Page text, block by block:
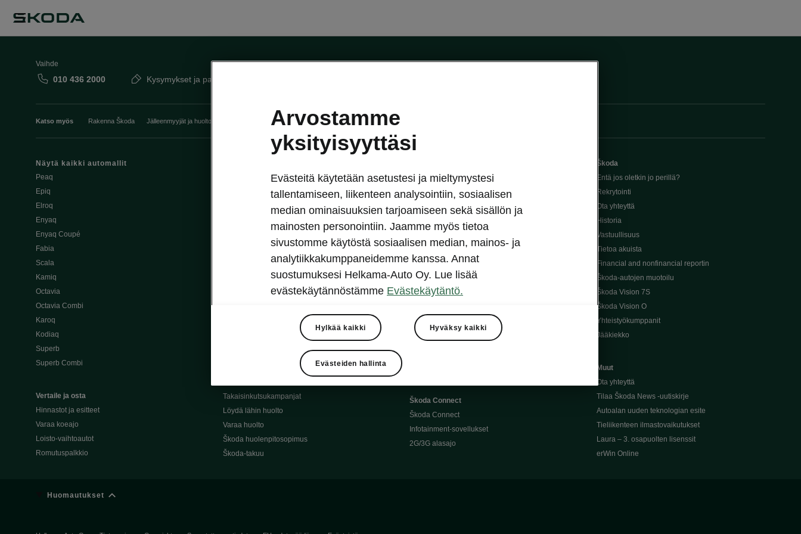
Vaihde
010 436 2000 Kysymykset ja palaute
Katso myös Rakenna Škoda Jälleenmyyjät ja huolto Heti vapaat Škoda-mallit Käyttöohjeet Škoda Shop
Näytä kaikki automallit
Peaq
Epiq
Elroq
Enyaq
Enyaq Coupé
Fabia
Scala
Kamiq
Octavia
Octavia Combi
Karoq
Kodiaq
Superb
Superb Combi
Vertaile ja osta
Hinnastot ja esitteet
Varaa koeajo
Loisto-vaihtoautot
Romutuspalkkio
Osta Škoda verkossa
Škoda Yksityisleasing
Škodan Vakuutus
Škoda 4×4 -mallit
Škoda-katumaasturimallit
Alkuperäiset Škoda-varaosat
Alkuperäiset Škoda-moottoriöljyt
Takaisinkutsukampanjat
Löydä lähin huolto
Varaa huolto
Škoda huolenpitosopimus
Škoda-takuu
Avustinjärjestelmät
Sähköautot ja hybridit
Sähköautot ja hybridit
Ladattavat hybridit
Vinkkejä sähköautoiluun
Ajoakku ja turvallisuus
Ohjelmiston päivitys
Kotilataus
Latauspisteet kartalla
Škoda Connect
Škoda Connect
Infotainment-sovellukset
2G/3G alasajo
Škoda
Entä jos oletkin jo perillä?
Rekrytointi
Ota yhteyttä
Historia
Vastuullisuus
Tietoa akuista
Financial and nonfinancial reportin
Škoda-autojen muotoilu
Škoda Vision 7S
Škoda Vision O
Yhteistyökumppanit
Jääkiekko
Muut
Ota yhteyttä
Tilaa Škoda News -uutiskirje
Autoalan uuden teknologian esite
Tieliikenteen ilmastovaikutukset
Laura – 3. osapuolten lisenssit
erWin Online
Huomautukset
Arvostamme
yksityisyyttäsi
Evästeitä käytetään asetustesi ja mieltymystesi
tallentamiseen, liikenteen analysointiin, sosiaalisen
median ominaisuuksien tarjoamiseen sekä sisällön ja
mainosten personointiin. Jaamme myös tietoa
sivustomme käytöstä sosiaalisen median, mainos- ja
analytiikkakumppaneidemme kanssa. Annat
suostumuksesi Helkama-Auto Oy. Lue lisää
evästekäytännöstämme Evästekäytäntö.
Hylkää kaikki Hyväksy kaikki
Evästeiden hallinta